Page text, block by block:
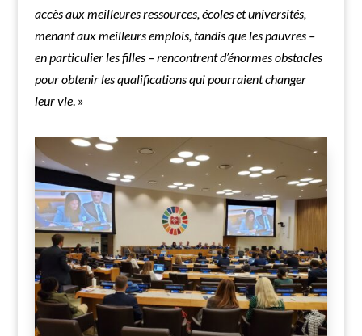
accès aux meilleures ressources, écoles et universités,
menant aux meilleurs emplois, tandis que les pauvres –
en particulier les filles – rencontrent d’énormes obstacles
pour obtenir les qualifications qui pourraient changer
leur vie. »